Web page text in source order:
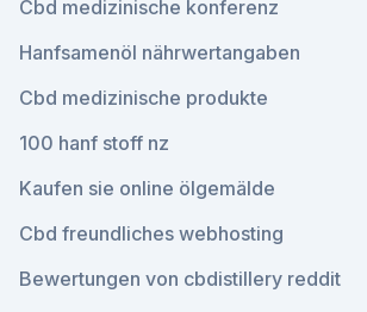
Cbd medizinische konferenz
Hanfsamenöl nährwertangaben
Cbd medizinische produkte
100 hanf stoff nz
Kaufen sie online ölgemälde
Cbd freundliches webhosting
Bewertungen von cbdistillery reddit